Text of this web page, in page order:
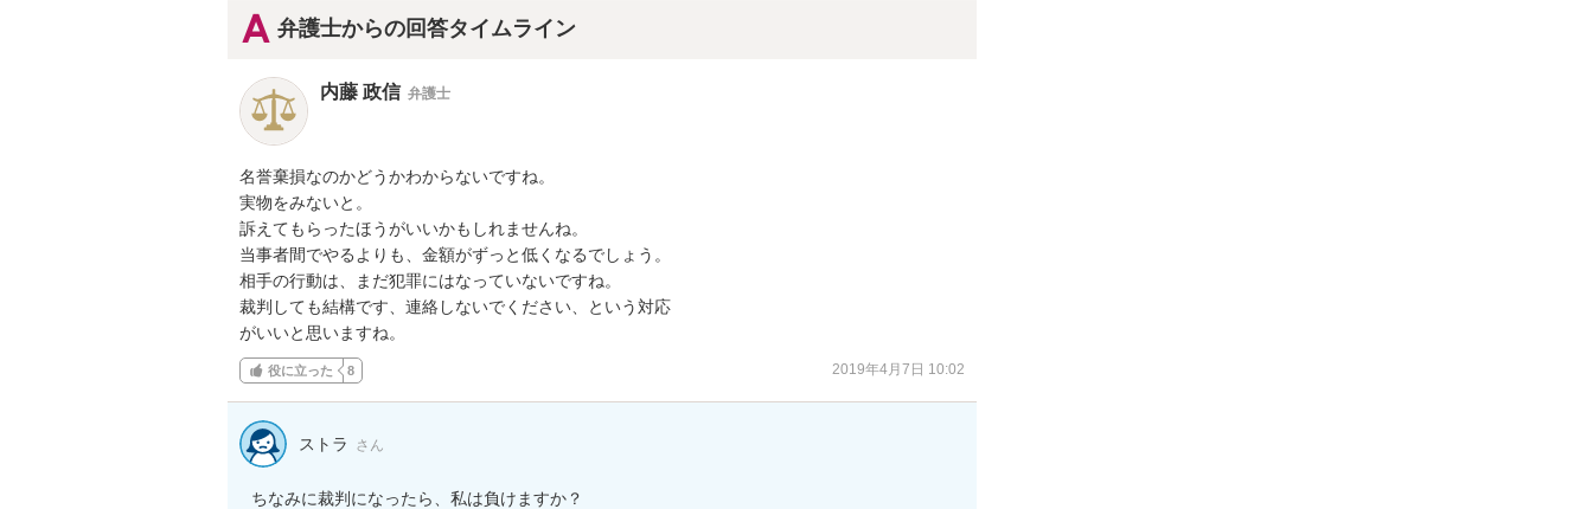
弁護士からの回答タイムライン
内藤 政信 弁護士
名誉棄損なのかどうかわからないですね。
実物をみないと。
訴えてもらったほうがいいかもしれませんね。
当事者間でやるよりも、金額がずっと低くなるでしょう。
相手の行動は、まだ犯罪にはなっていないですね。
裁判しても結構です、連絡しないでください、という対応
がいいと思いますね。
役に立った 8 2019年4月7日 10:02
ストラ さん
ちなみに裁判になったら、私は負けますか？